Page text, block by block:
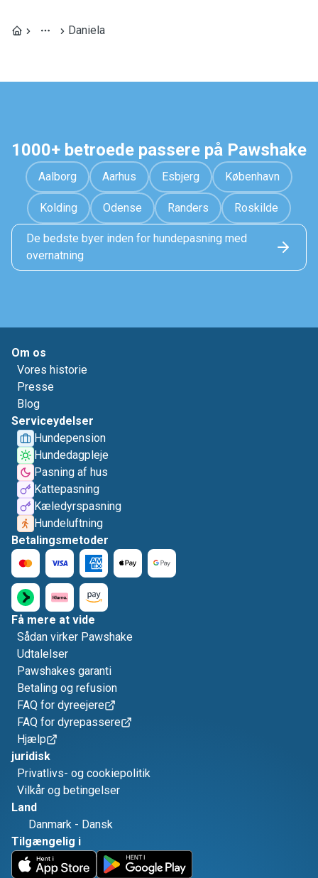
Daniela
1000+ betroede passere på Pawshake
Aalborg Aarhus Esbjerg København
Kolding Odense Randers Roskilde
De bedste byer inden for hundepasning med
overnatning
Om os
Vores historie
Presse
Blog
Serviceydelser
Hundepension
Hundedagpleje
Pasning af hus
Kattepasning
Kæledyrspasning
Hundeluftning
Betalingsmetoder
Få mere at vide
Sådan virker Pawshake
Udtalelser
Pawshakes garanti
Betaling og refusion
FAQ for dyreejere
FAQ for dyrepassere
Hjælp
juridisk
Privatlivs- og cookiepolitik
Vilkår og betingelser
Land
Danmark - Dansk
Tilgængelig i